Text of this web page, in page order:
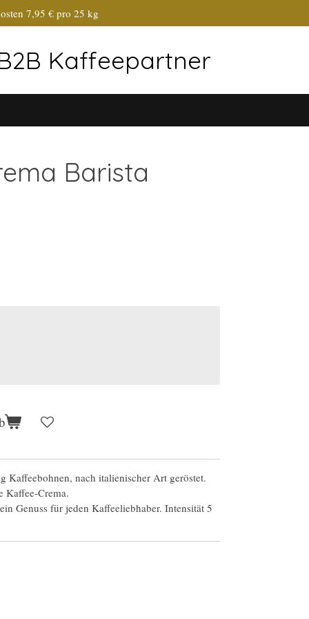
7,95 € pro 25 kg
Kaffeepartner
Barista
Kaffeebohnen, nach italienischer Art geröstet.
Kaffee-Crema.
Genuss für jeden Kaffeeliebhaber. Intensität 5